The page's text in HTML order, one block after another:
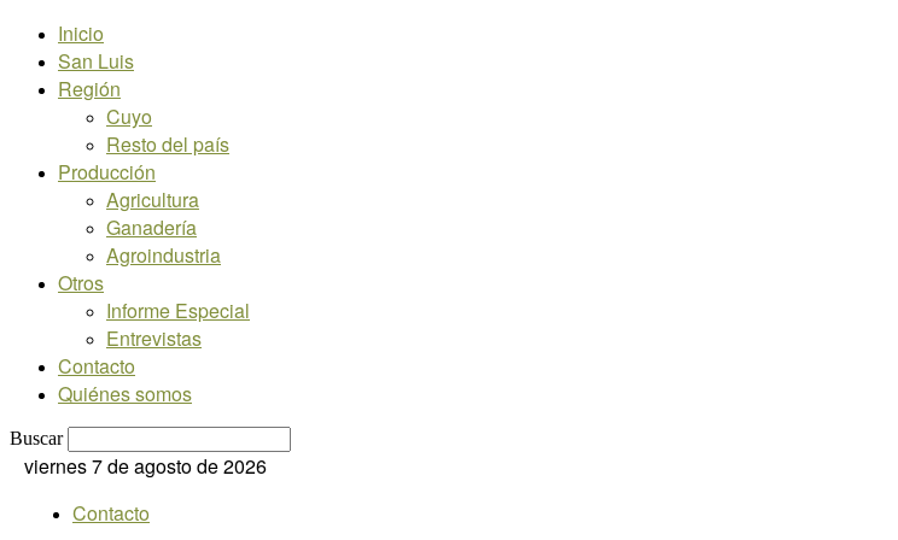
Inicio
San Luis
Región
Cuyo
Resto del país
Producción
Agricultura
Ganadería
Agroindustria
Otros
Informe Especial
Entrevistas
Contacto
Quiénes somos
Buscar
viernes 7 de agosto de 2026
Contacto